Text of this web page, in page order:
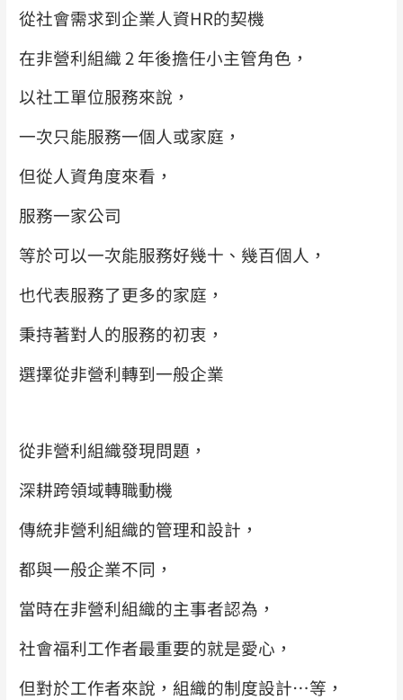
從社會需求到企業人資HR的契機
在非營利組織 2 年後擔任小主管角色，
以社工單位服務來說，
一次只能服務一個人或家庭，
但從人資角度來看，
服務一家公司
等於可以一次能服務好幾十、幾百個人，
也代表服務了更多的家庭，
秉持著對人的服務的初衷，
選擇從非營利轉到一般企業
從非營利組織發現問題，
深耕跨領域轉職動機
傳統非營利組織的管理和設計，
都與一般企業不同，
當時在非營利組織的主事者認為，
社會福利工作者最重要的就是愛心，
但對於工作者來說，組織的制度設計…等，